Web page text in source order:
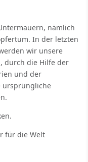
nämlich
In der letzten
wir unsere
durch die Hilfe der
und der
ursprüngliche
für die Welt